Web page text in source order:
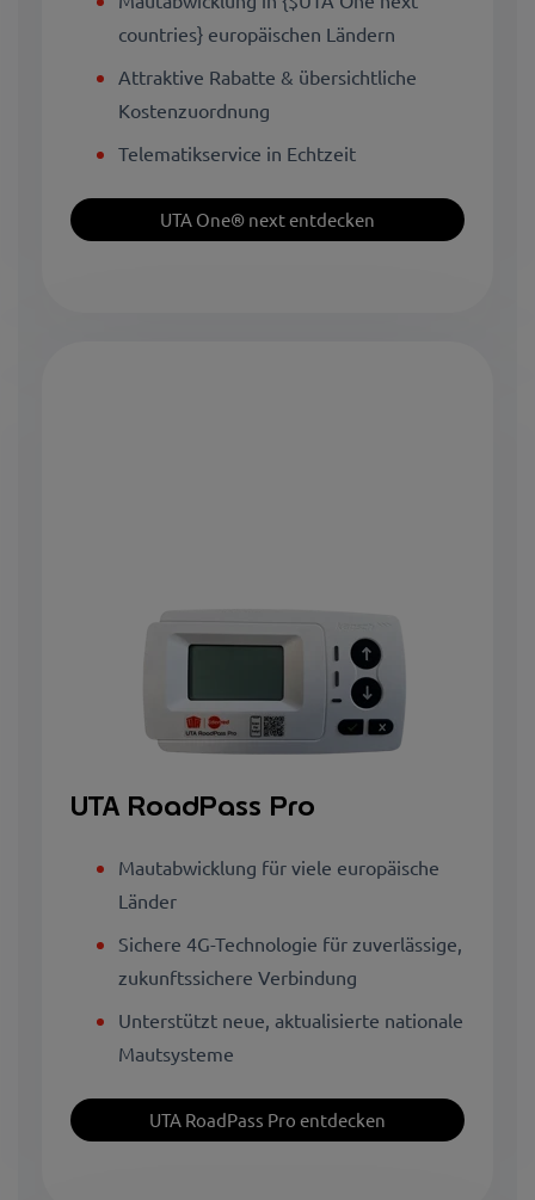
countries} europäischen Ländern
Attraktive Rabatte & übersichtliche
Kostenzuordnung
Telematikservice in Echtzeit
UTA One® next entdecken
UTA RoadPass Pro
Mautabwicklung für viele europäische
Länder
Sichere 4G-Technologie für zuverlässige,
zukunftssichere Verbindung
Unterstützt neue, aktualisierte nationale
Mautsysteme
UTA RoadPass Pro entdecken